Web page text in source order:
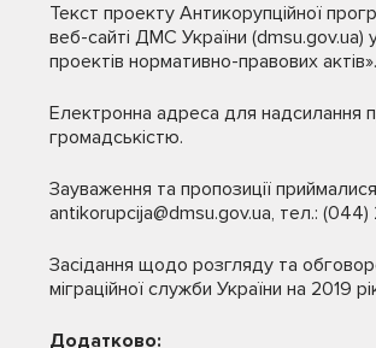
Текст проекту Антикорупційної
веб-сайті ДМС України (dmsu.gov.ua)
проектів нормативно-правових актів».
Електронна адреса для надсилання
громадськістю.
Зауваження та пропозиції
antikorupcija@dmsu.gov.ua, тел.:
Засідання щодо розгляду та
міграційної служби України на 2019
Додатково: